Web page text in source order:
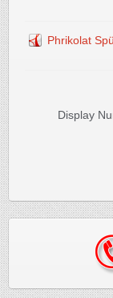
Phrikolat
Display